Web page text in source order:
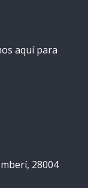
aquí para
28004